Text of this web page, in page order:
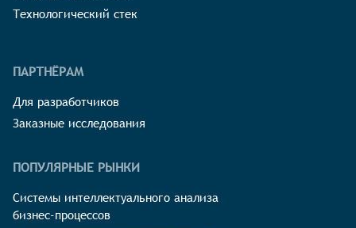
Технологический стек
ПАРТНЁРАМ
Для разработчиков
Заказные исследования
ПОПУЛЯРНЫЕ РЫНКИ
Системы интеллектуального анализа
бизнес-процессов